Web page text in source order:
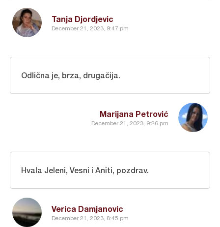
Tanja Djordjevic
December 21, 2023, 9:47 pm
Marijana Petrović
December 21, 2023, 9:26 pm
Odlična je, brza, drugačija.
Verica Damjanovic
December 21, 2023, 8:45 pm
Hvala Jeleni, Vesni i Aniti, pozdrav.